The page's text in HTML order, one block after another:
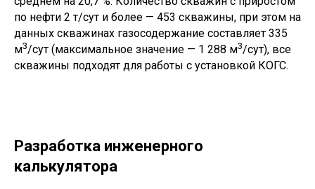
по нефти 2 т/сут и более — 453 скважины, при этом на
данных скважинах газосодержание составляет 335
м3/сут (максимальное значение — 1 288 м3/сут), все
скважины подходят для работы с установкой КОГС.
Разработка инженерного
калькулятора